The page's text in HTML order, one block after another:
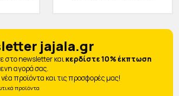
jajala.gr
στο newsletter καικερδίστε 10% έκπτωση
αγορά σας.
προϊόντα και τις προσφορές μας!
προϊόντα